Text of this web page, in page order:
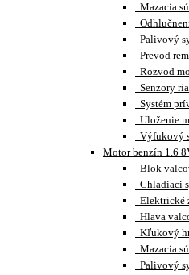
Mazacia
Palivový
Prevod
Rozvod
Senzory
Systém
Uloženie
Výfukový
Motor benzín 1.6
Blok
Chladiaci
Elektrické
Hlava
Kľukový
Mazacia
Palivový